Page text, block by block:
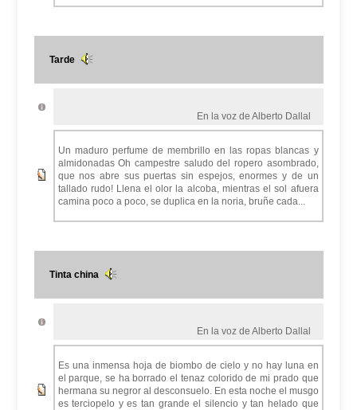
Tarde
En la voz de Alberto Dallal
Un maduro perfume de membrillo en las ropas blancas y
almidonadas Oh campestre saludo del ropero asombrado,
que nos abre sus puertas sin espejos, enormes y de un
tallado rudo! Llena el olor la alcoba, mientras el sol afuera
camina poco a poco, se duplica en la noria, bruñe cada...
Tinta china
En la voz de Alberto Dallal
Es una inmensa hoja de biombo de cielo y no hay luna en
el parque, se ha borrado el tenaz colorido de mi prado que
hermana su negror al desconsuelo. En esta noche el musgo
es terciopelo y es tan grande el silencio y tan helado que